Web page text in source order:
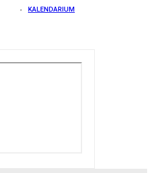
KALENDARIUM